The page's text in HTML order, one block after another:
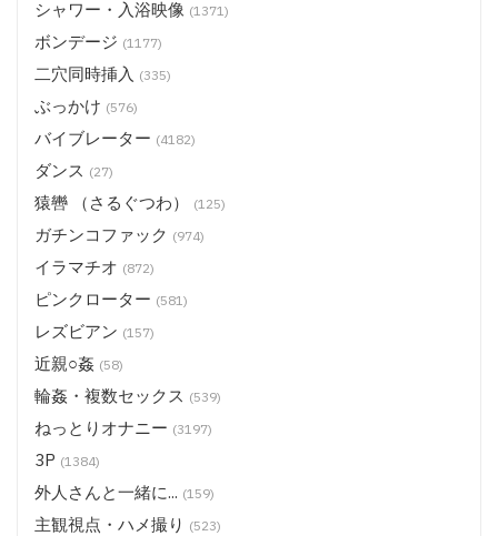
シャワー・入浴映像 (1371)
ボンデージ (1177)
二穴同時挿入 (335)
ぶっかけ (576)
バイブレーター (4182)
ダンス (27)
猿轡 （さるぐつわ） (125)
ガチンコファック (974)
イラマチオ (872)
ピンクローター (581)
レズビアン (157)
近親○姦 (58)
輪姦・複数セックス (539)
ねっとりオナニー (3197)
3P (1384)
外人さんと一緒に... (159)
主観視点・ハメ撮り (523)